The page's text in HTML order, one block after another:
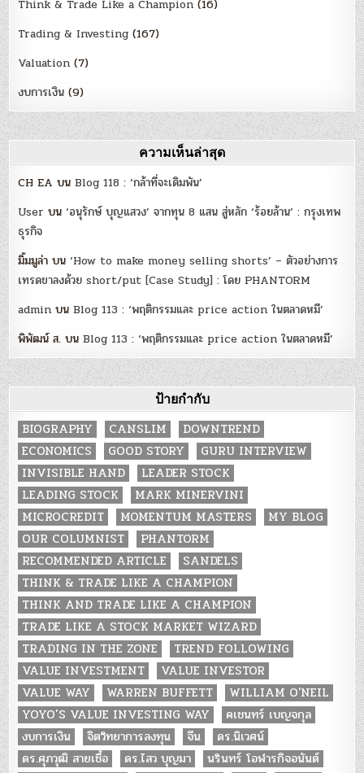
Think & Trade Like a Champion (16)
Trading & Investing (167)
Valuation (7)
งบการเงิน (9)
ความเห็นล่าสุด
CH EA บนBlog 118 : ‘กล้าที่จะเดิมพัน’
User บน‘อนุรักษ์ บุญแสวง’ จากทุน 8 แสน สู่หลัก ‘ร้อยล้าน’ : กรุงเทพ
ธุรกิจ
มิ้มมูล่า บน‘How to make money selling shorts’ – ตัวอย่างการ
เทรดขาลงด้วย short/put [Case Study] : โดย PHANTORM
admin บนBlog 113 : ‘พฤติกรรมและ price action ในตลาดหมี’
พิพัฒน์ ส. บนBlog 113 : ‘พฤติกรรมและ price action ในตลาดหมี’
ป้ายกำกับ
BIOGRAPHY CANSLIM
DOWNTREND
ECONOMICS
GOOD STORY
GURU INTERVIEW
INVISIBLE HAND
LEADER STOCK
LEADING STOCK
MARK MINERVINI
MICROCREDIT
MOMENTUM MASTERS
MY BLOG
OUR COLUMNIST
PHANTORM
RECOMMENDED ARTICLE
SANDELS
THINK & TRADE LIKE A CHAMPION
THINK AND TRADE LIKE A CHAMPION
TRADE LIKE A STOCK MARKET WIZARD
TRADING IN THE ZONE
TREND FOLLOWING
VALUE INVESTMENT
VALUE INVESTOR
VALUE WAY
WARREN BUFFETT
WILLIAM O'NEIL
YOYO’S VALUE INVESTING WAY
คเชนทร์ เบญจกุล
งบการเงิน
จิตวิทยาการลงทุน จีน
ดร.นิเวศน์
ดร.ศุภวุฒิ สายเชื้อ
ดร.ไสว บุญมา
นรินทร์ โอฬารกิจอนันต์